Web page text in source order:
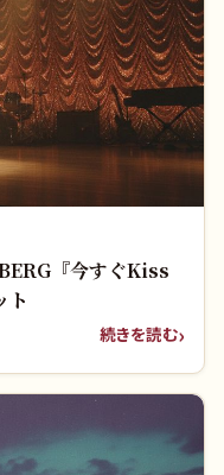
『今すぐKiss
ト
続きを読む